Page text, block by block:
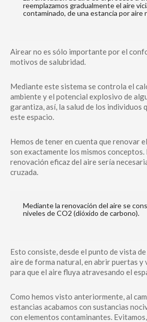
reemplazamos gradualmente el aire
contaminado, de una estancia por aire
Airear no es sólo importante por el
motivos de salubridad.
Mediante este sistema se controla el
ambiente y el potencial explosivo de
garantiza, así, la salud de los individuos
este espacio.
Hemos de tener en cuenta que renovar
son exactamente los mismos
renovación eficaz del aire sería
cruzada.
Mediante la renovación del aire se
niveles de CO2 (dióxido de carbono).
Esto consiste, desde el punto de vista
aire de forma natural, en abrir puertas y
para que el aire fluya atravesando el
Como hemos visto anteriormente, al
estancias acabamos con sustancias
con elementos contaminantes.